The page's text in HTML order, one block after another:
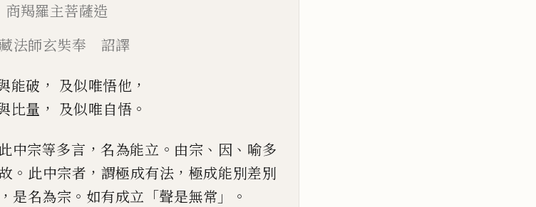
商羯羅主菩薩造
法師玄奘奉 詔譯
能破 ， 及似唯悟他 ，
比量 ， 及似唯自悟 。
中宗等多言 ，名為能立 。 由宗 、 因 、 喻多
。 此中宗者 ， 謂極成有法 ， 極成能別差別
， 是名為宗 。 如有成立 「聲是無常 」。